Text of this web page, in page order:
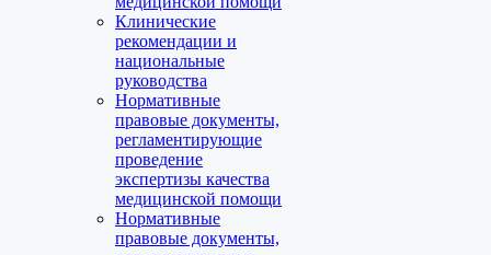
Клинические
рекомендации и
национальные
руководства
Нормативные
правовые документы,
регламентирующие
проведение
экспертизы качества
медицинской помощи
Нормативные
правовые документы,